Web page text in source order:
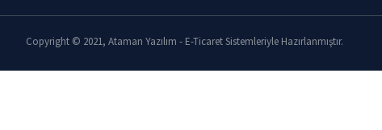
Copyright © 2021, Ataman Yazılım - E-Ticaret Sistemleriyle Hazırlanmıştır.